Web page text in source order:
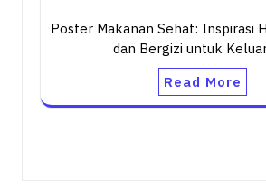
Poster Makanan Sehat: Inspirasi
dan Bergizi untuk
Read More